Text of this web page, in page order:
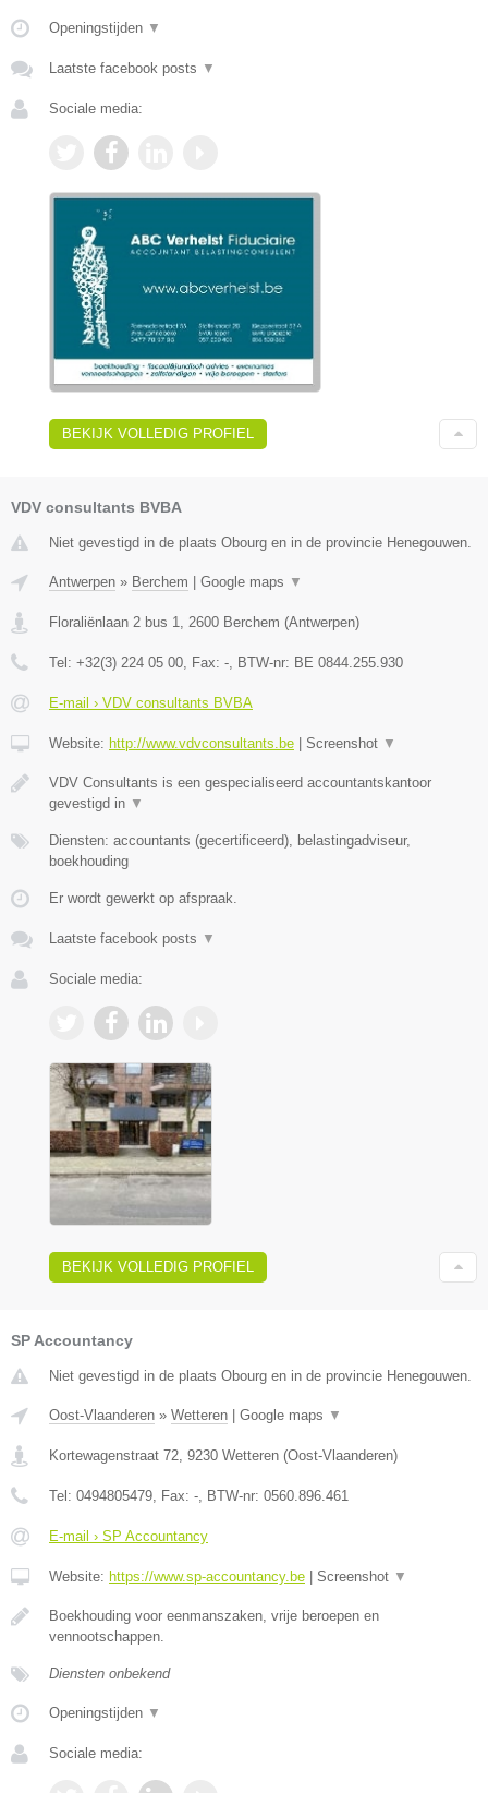
Openingstijden ▼
Laatste facebook posts ▼
Sociale media:
BEKIJK VOLLEDIG PROFIEL
VDV consultants BVBA
Niet gevestigd in de plaats Obourg en in de provincie Henegouwen.
Antwerpen » Berchem Google maps ▼
Floraliënlaan 2 bus 1, 2600 Berchem (Antwerpen)
Tel: +32(3) 224 05 00, Fax: -, BTW-nr: BE 0844.255.930
E-mail › VDV consultants BVBA
Website: http://www.vdvconsultants.be Screenshot ▼
VDV Consultants is een gespecialiseerd accountantskantoor
gevestigd in ▼
Diensten: accountants (gecertificeerd), belastingadviseur,
boekhouding
Er wordt gewerkt op afspraak.
Laatste facebook posts ▼
Sociale media:
BEKIJK VOLLEDIG PROFIEL
SP Accountancy
Niet gevestigd in de plaats Obourg en in de provincie Henegouwen.
Oost-Vlaanderen » Wetteren Google maps ▼
Kortewagenstraat 72, 9230 Wetteren (Oost-Vlaanderen)
Tel: 0494805479, Fax: -, BTW-nr: 0560.896.461
E-mail › SP Accountancy
Website: https://www.sp-accountancy.be Screenshot ▼
Boekhouding voor eenmanszaken, vrije beroepen en
vennootschappen.
Diensten onbekend
Openingstijden ▼
Sociale media: